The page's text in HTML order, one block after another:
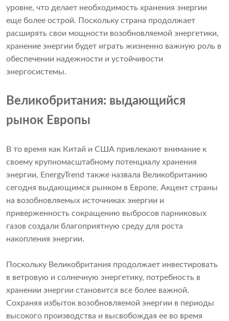
уровне, что делает необходимость хранения энергии
еще более острой. Поскольку страна продолжает
расширять свои мощности возобновляемой энергетики,
хранение энергии будет играть жизненно важную роль в
обеспечении надежности и устойчивости
энергосистемы.
Великобритания: выдающийся
рынок Европы
В то время как Китай и США привлекают внимание к
своему крупномасштабному потенциалу хранения
энергии, EnergyTrend также назвала Великобританию
сегодня выдающимся рынком в Европе. Акцент страны
на возобновляемых источниках энергии и
приверженность сокращению выбросов парниковых
газов создали благоприятную среду для роста
накопления энергии.
Поскольку Великобритания продолжает инвестировать
в ветровую и солнечную энергетику, потребность в
хранении энергии становится все более важной.
Сохраняя избыток возобновляемой энергии в периоды
высокого производства и высвобождая ее во время